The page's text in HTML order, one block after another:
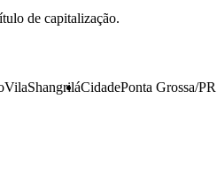
de capitalização.
VilaShangriláCidadePonta Grossa/PR